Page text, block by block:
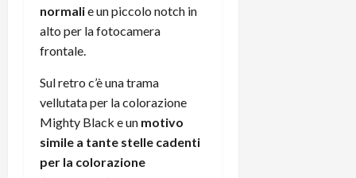
normalie un piccolo notch in
alto per la fotocamera
frontale.
Sul retro c’è una trama
vellutata per la colorazione
Mighty Black e un motivo
simile a tante stelle cadenti
per la colorazione